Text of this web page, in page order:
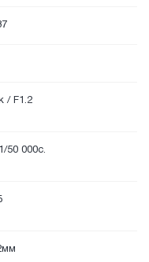
/ F1.2
50 000с.